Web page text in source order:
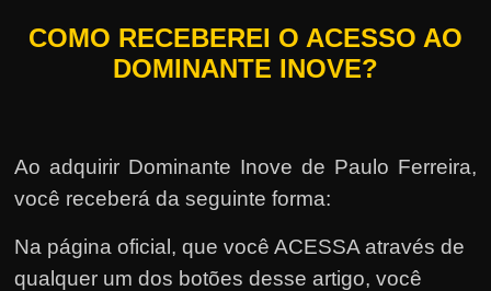
COMO RECEBEREI O ACESSO AO
DOMINANTE INOVE?
Ao adquirir Dominante Inove de Paulo Ferreira,
você receberá da seguinte forma:
Na página oficial, que você ACESSA através de
qualquer um dos botões desse artigo, você